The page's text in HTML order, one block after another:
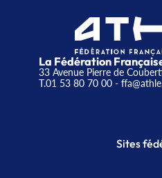
La Fédération
33 Avenue Pierre de
T.01 53 80 70 00-
Sites